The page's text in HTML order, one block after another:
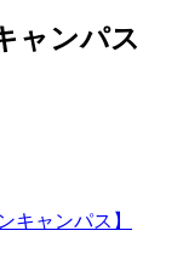
ャンパス
キャンパス】